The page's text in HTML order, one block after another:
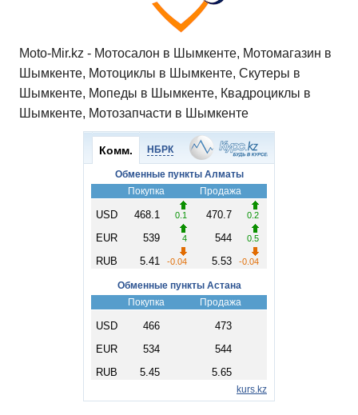
Moto-Mir.kz - Мотосалон в Шымкенте, Мотомагазин в
Шымкенте, Мотоциклы в Шымкенте, Скутеры в
Шымкенте, Мопеды в Шымкенте, Квадроциклы в
Шымкенте, Мотозапчасти в Шымкенте